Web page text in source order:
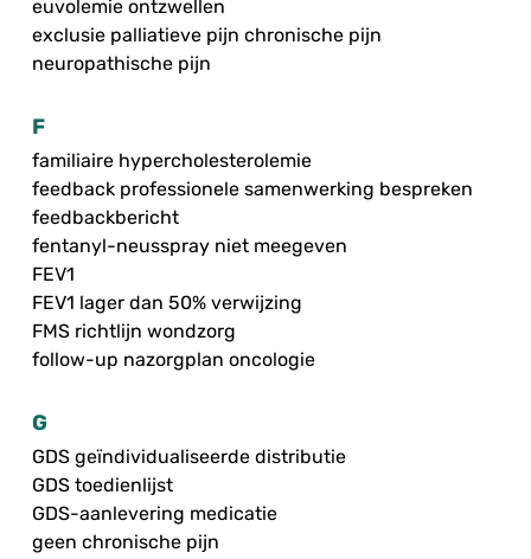
euvolemie ontzwellen
exclusie palliatieve pijn chronische pijn
neuropathische pijn
F
familiaire hypercholesterolemie
feedback professionele samenwerking bespreken
feedbackbericht
fentanyl-neusspray niet meegeven
FEV1
FEV1 lager dan 50% verwijzing
FMS richtlijn wondzorg
follow-up nazorgplan oncologie
G
GDS geïndividualiseerde distributie
GDS toedienlijst
GDS-aanlevering medicatie
geen chronische pijn